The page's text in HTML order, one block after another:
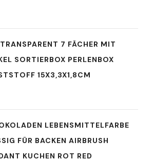
7 FÄCHER MIT
SORTIERBOX PERLENBOX
15X3,3X1,8CM
LEBENSMITTELFARBE
FÜR BACKEN AIRBRUSH
KUCHEN ROT RED